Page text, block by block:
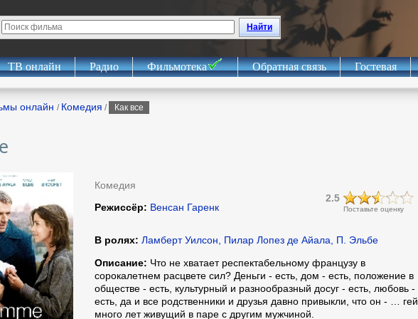
Найти
ТВ онлайн Радио Фильмотека Обратная связь Гостевая
онлайн / Комедия / Как все
Комедия
Поставьте оценку
2.5
Режиссёр: Венсан Гаренк
В ролях: Ламберт Уилсон, Пилар Лопез де Айала, П. Эльбе
Описание: Что не хватает респектабельному французу в
сорокалетнем расцвете сил? Деньги - есть, дом - есть, положение в
обществе - есть, культурный и разнообразный досуг - есть, любовь -
есть, да и все родственники и друзья давно привыкли, что он - … гей,
много лет живущий в паре с другим мужчиной.